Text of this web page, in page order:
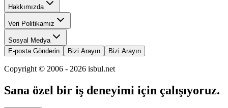
Hakkımızda
Veri Politikamız
Sosyal Medya
E-posta Gönderin
Bizi Arayın Bizi Arayın
Copyright © 2006 - 2026 isbul.net
Sana özel bir iş deneyimi için çalışıyoruz.